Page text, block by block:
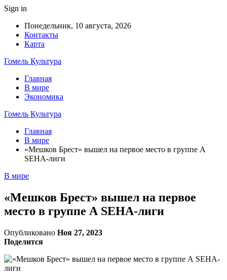
Sign in
Понедельник, 10 августа, 2026
Контакты
Карта
Гомель Культура
Главная
В мире
Экономика
Гомель Культура
Главная
В мире
«Мешков Брест» вышел на первое место в группе А
SEHA-лиги
В мире
«Мешков Брест» вышел на первое
место в группе А SEHA-лиги
Опубликовано Ноя 27, 2023
Поделится